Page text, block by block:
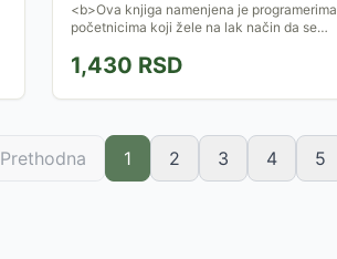
<b>Ova knjiga namenjena je programerima
početnicima koji žele na lak način da se
C# 2005 Ekspresa i da...
1,430 RSD
Prethodna 1 2 3 4 5